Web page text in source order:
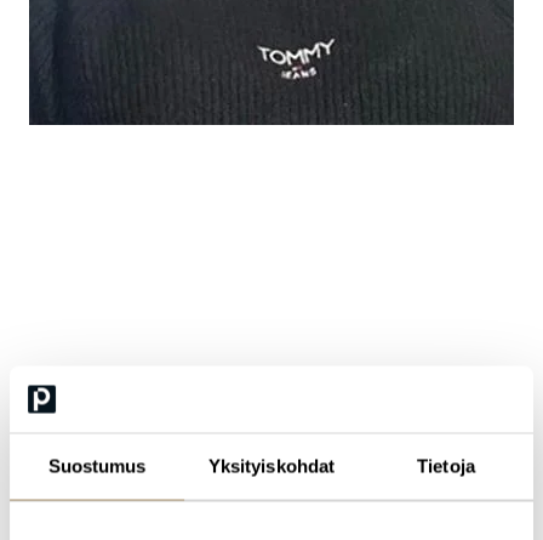
Suostumus Yksityiskohdat Tietoja
käytännön kokemusta niin myynnistä, markkinoinnista kuin
Meltwater, joissa hän on saavuttanut merkittävää kaupallista